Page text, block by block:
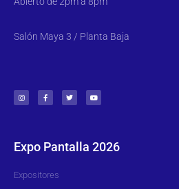
Salón Maya 3 / Planta Baja
Expo Pantalla 2026
Expositores